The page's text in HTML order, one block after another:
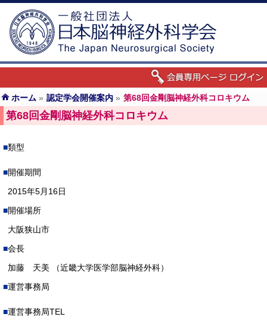
ホーム » 認定学会開催案内 » 第68回金剛脳神経外科コロキウム
第68回金剛脳神経外科コロキウム
類型
開催期間
2015年5月16日
開催場所
大阪狭山市
会長
加藤 天美 （近畿大学医学部脳神経外科）
運営事務局
運営事務局TEL